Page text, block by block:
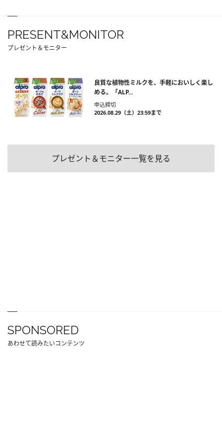
PRESENT&MONITOR
プレゼント＆モニター
良質な植物性ミルクを、手軽においしく楽し
める。「ALP...
申込締切
2026.08.29（土）23:59まで
プレゼント＆モニター一覧を見る
SPONSORED
あわせて読みたいコンテンツ